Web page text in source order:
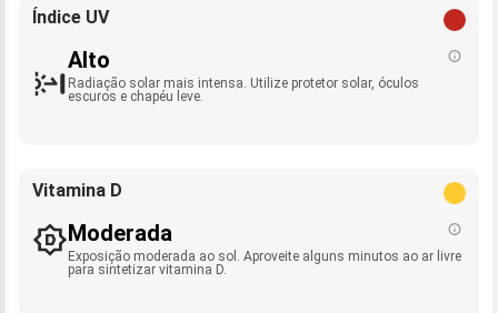
Índice UV
Alto
Radiação solar mais intensa. Utilize protetor solar, óculos
escuros e chapéu leve.
Vitamina D
Moderada
Exposição moderada ao sol. Aproveite alguns minutos ao ar livre
para sintetizar vitamina D.